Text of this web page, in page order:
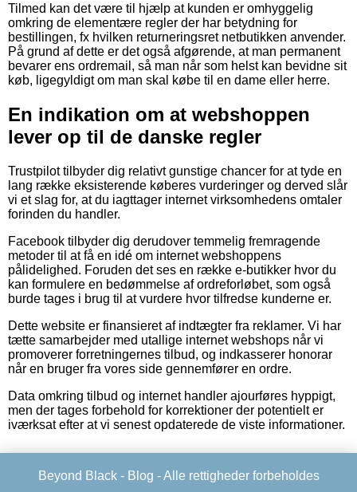
Tilmed kan det være til hjælp at kunden er omhyggelig
omkring de elementære regler der har betydning for
bestillingen, fx hvilken returneringsret netbutikken anvender.
På grund af dette er det også afgørende, at man permanent
bevarer ens ordremail, så man når som helst kan bevidne sit
køb, ligegyldigt om man skal købe til en dame eller herre.
En indikation om at webshoppen
lever op til de danske regler
Trustpilot tilbyder dig relativt gunstige chancer for at tyde en
lang række eksisterende køberes vurderinger og derved slår
vi et slag for, at du iagttager internet virksomhedens omtaler
forinden du handler.
Facebook tilbyder dig derudover temmelig fremragende
metoder til at få en idé om internet webshoppens
pålidelighed. Foruden det ses en række e-butikker hvor du
kan formulere en bedømmelse af ordreforløbet, som også
burde tages i brug til at vurdere hvor tilfredse kunderne er.
Dette website er finansieret af indtægter fra reklamer. Vi har
tætte samarbejder med utallige internet webshops når vi
promoverer forretningernes tilbud, og indkasserer honorar
når en bruger fra vores side gennemfører en ordre.
Data omkring tilbud og internet handler ajourføres hyppigt,
men der tages forbehold for korrektioner der potentielt er
iværksat efter at vi senest opdaterede de viste informationer.
Beyond Black - Blog - Alle rettigheder forbeholdes